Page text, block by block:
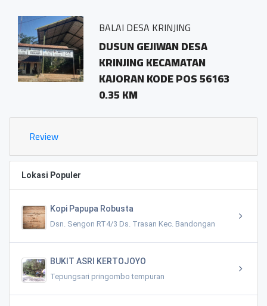
BALAI DESA KRINJING
DUSUN GEJIWAN DESA
KRINJING KECAMATAN
KAJORAN KODE POS 56163
0.35 KM
Review
Lokasi Populer
Kopi Papupa Robusta
Dsn. Sengon RT4/3 Ds. Trasan Kec. Bandongan
BUKIT ASRI KERTOJOYO
Tepungsari pringombo tempuran